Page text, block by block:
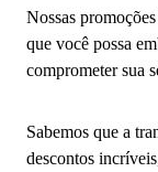
Nossas
que você possa
comprometer sua
Sabemos que a
descontos